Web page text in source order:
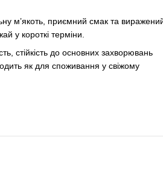
м’якоть, приємний смак та
у короткі терміни.
стійкість до основних захворювань
як для споживання у свіжому